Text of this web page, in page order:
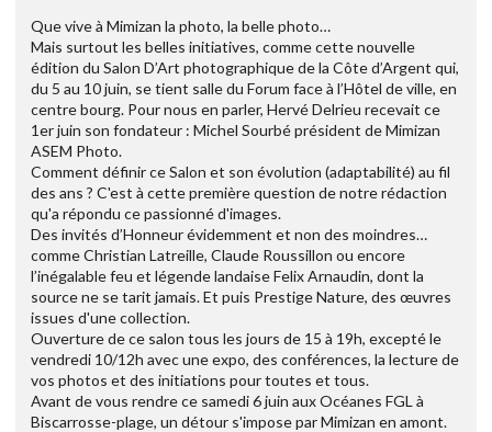
Que vive à Mimizan la photo, la belle photo…
Mais surtout les belles initiatives, comme cette nouvelle
édition du Salon D’Art photographique de la Côte d’Argent qui,
du 5 au 10 juin, se tient salle du Forum face à l’Hôtel de ville, en
centre bourg. Pour nous en parler, Hervé Delrieu recevait ce
1er juin son fondateur : Michel Sourbé président de Mimizan
ASEM Photo.
Comment définir ce Salon et son évolution (adaptabilité) au fil
des ans ? C'est à cette première question de notre rédaction
qu'a répondu ce passionné d'images.
Des invités d’Honneur évidemment et non des moindres…
comme Christian Latreille, Claude Roussillon ou encore
l’inégalable feu et légende landaise Felix Arnaudin, dont la
source ne se tarit jamais. Et puis Prestige Nature, des œuvres
issues d'une collection.
Ouverture de ce salon tous les jours de 15 à 19h, excepté le
vendredi 10/12h avec une expo, des conférences, la lecture de
vos photos et des initiations pour toutes et tous.
Avant de vous rendre ce samedi 6 juin aux Océanes FGL à
Biscarrosse-plage, un détour s'impose par Mimizan en amont.